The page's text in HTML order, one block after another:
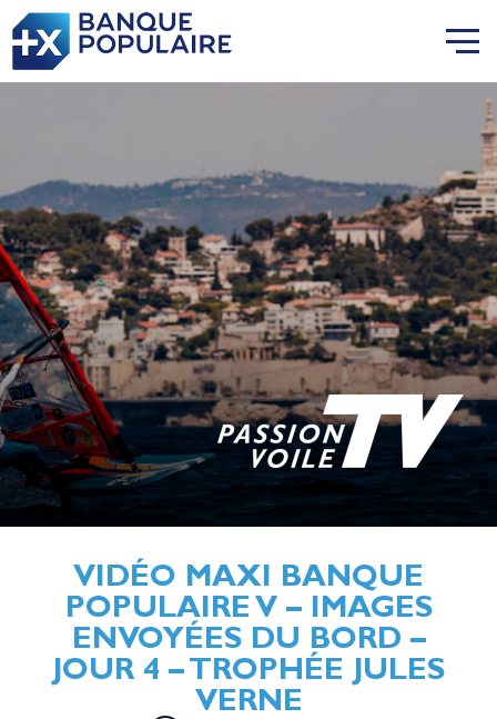
VIDÉO MAXI BANQUE
POPULAIRE V – IMAGES
ENVOYÉES DU BORD –
JOUR 4 – TROPHÉE JULES
VERNE